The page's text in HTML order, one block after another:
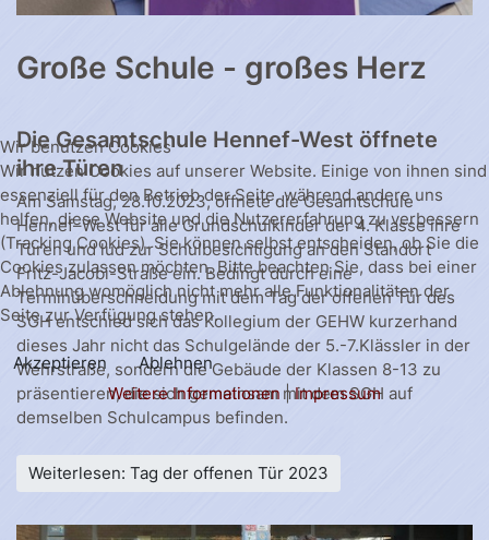
Große Schule - großes Herz
Die Gesamtschule Hennef-West öffnete
ihre Türen
Am Samstag, 28.10.2023, öffnete die Gesamtschule
Hennef–West für alle Grundschulkinder der 4. Klasse ihre
Türen und lud zur Schulbesichtigung an den Standort
Fritz-Jacobi-Straße ein. Bedingt durch eine
Terminüberschneidung mit dem Tag der offenen Tür des
SGH entschied sich das Kollegium der GEHW kurzerhand
dieses Jahr nicht das Schulgelände der 5.-7.Klässler in der
Wehrstraße, sondern die Gebäude der Klassen 8-13 zu
präsentieren, die sich gemeinsam mit dem SGH auf
demselben Schulcampus befinden.
Weiterlesen: Tag der offenen Tür 2023
Wir benutzen Cookies
Wir nutzen Cookies auf unserer Website. Einige von ihnen sind
essenziell für den Betrieb der Seite, während andere uns
helfen, diese Website und die Nutzererfahrung zu verbessern
(Tracking Cookies). Sie können selbst entscheiden, ob Sie die
Cookies zulassen möchten. Bitte beachten Sie, dass bei einer
Ablehnung womöglich nicht mehr alle Funktionalitäten der
Seite zur Verfügung stehen.
Akzeptieren
Ablehnen
Weitere Informationen |Impressum